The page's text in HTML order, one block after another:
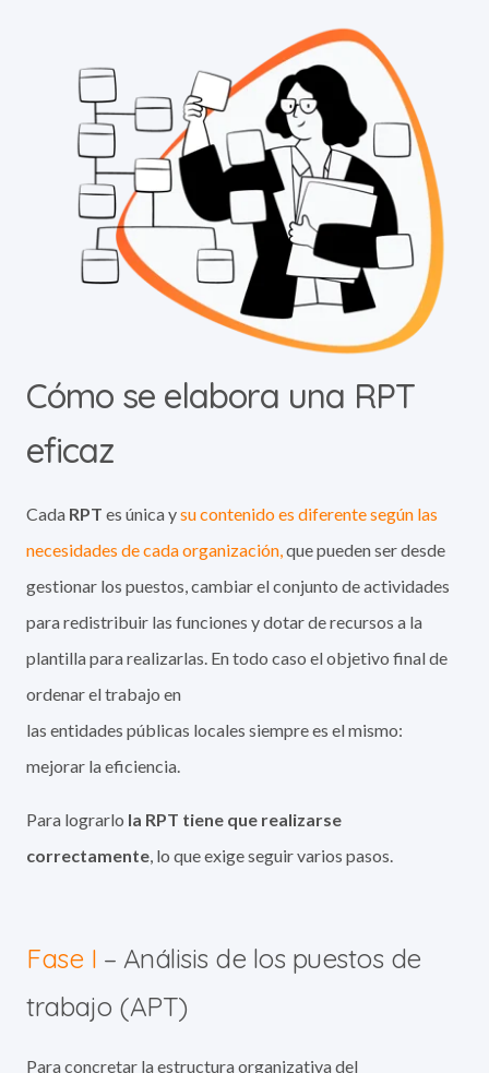
Cómo se elabora una RPT
eficaz
Cada RPT es única ysu contenido es diferente según las
necesidades de cada organización,que pueden ser desde
gestionar los puestos, cambiar el conjunto de actividades
para redistribuir las funciones y dotar de recursos a la
plantilla para realizarlas. En todo caso el objetivo final de
ordenar el trabajo en
las entidades públicas locales siempre es el mismo:
mejorar la eficiencia.
Para lograrlo la RPT tiene que realizarse
correctamente, lo que exige seguir varios pasos.
Fase I – Análisis de los puestos de
trabajo (APT)
Para concretar la estructura organizativa del